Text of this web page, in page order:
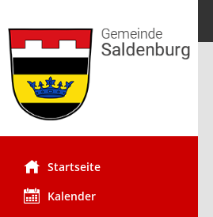
Startseite
Kalender